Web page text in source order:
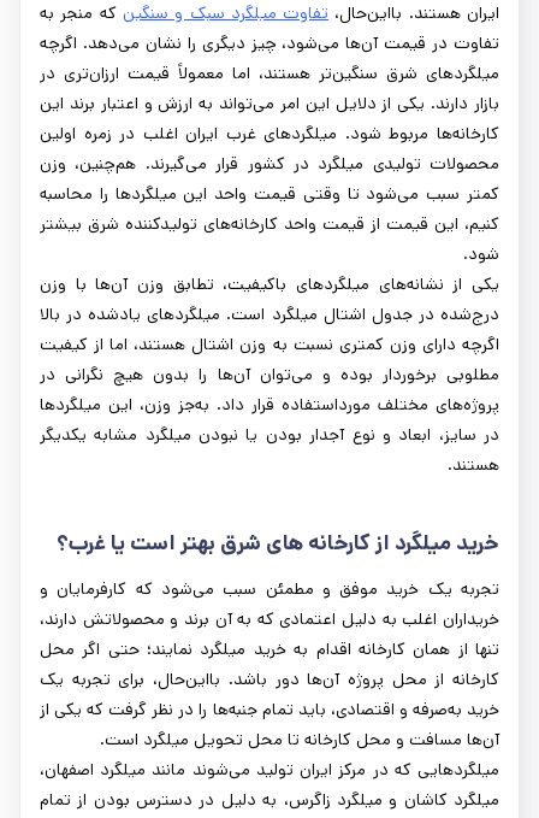
ایران هستند. بااین‌حال، تفاوت میلگرد سبک و سنگین که منجر به
تفاوت در قیمت آن‌ها می‌شود، چیز دیگری را نشان می‌دهد. اگرچه
میلگردهای شرق سنگین‌تر هستند، اما معمولاً قیمت ارزان‌تری در
بازار دارند. یکی از دلایل این امر می‌تواند به ارزش و اعتبار برند این
کارخانه‌ها مربوط شود. میلگردهای غرب ایران اغلب در زمره اولین
محصولات تولیدی میلگرد در کشور قرار می‌گیرند. هم‌چنین، وزن
کمتر سبب می‌شود تا وقتی قیمت واحد این میلگردها را محاسبه
کنیم، این قیمت از قیمت واحد کارخانه‌های تولیدکننده شرق بیشتر
شود.
یکی از نشانه‌های میلگردهای باکیفیت، تطابق وزن آن‌ها با وزن
درج‌شده در جدول اشتال میلگرد است. میلگردهای یادشده در بالا
اگرچه دارای وزن کمتری نسبت به وزن اشتال هستند، اما از کیفیت
مطلوبی برخوردار بوده و می‌توان آن‌ها را بدون هیچ نگرانی در
پروژه‌های مختلف مورداستفاده قرار داد. به‌جز وزن، این میلگردها
در سایز، ابعاد و نوع آجدار بودن یا نبودن میلگرد مشابه یکدیگر
هستند.
خرید میلگرد از کارخانه‌ های شرق بهتر است یا غرب؟
تجربه یک خرید موفق و مطمئن سبب می‌شود که کارفرمایان و
خریداران اغلب به دلیل اعتمادی که به آن برند و محصولاتش دارند،
تنها از همان کارخانه اقدام به خرید میلگرد نمایند؛ حتی اگر محل
کارخانه از محل پروژه آن‌ها دور باشد. بااین‌حال، برای تجربه یک
خرید به‌صرفه و اقتصادی، باید تمام جنبه‌ها را در نظر گرفت که یکی از
آن‌ها مسافت و محل کارخانه تا محل تحویل میلگرد است.
میلگردهایی که در مرکز ایران تولید می‌شوند مانند میلگرد اصفهان،
میلگرد کاشان و میلگرد زاگرس، به دلیل در دسترس بودن از تمام